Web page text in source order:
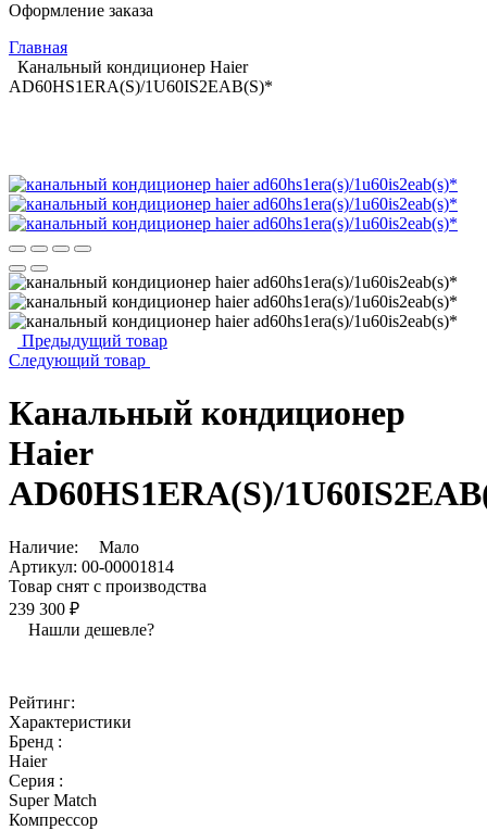
Оформление заказа
Главная
Канальный кондиционер Haier
AD60HS1ERA(S)/1U60IS2EAB(S)*
Предыдущий товар
Следующий товар
Канальный кондиционер
Haier
AD60HS1ERA(S)/
Наличие:
Мало
Артикул: 00-00001814
Товар снят с производства
239 300 ₽
Нашли дешевле?
Рейтинг:
Характеристики
Бренд :
Haier
Серия :
Super Match
Компрессор